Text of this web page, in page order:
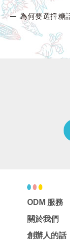
為何要選擇糖
ODM 服務
關於我們
創辦人的話